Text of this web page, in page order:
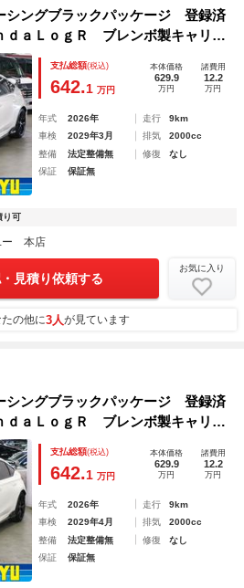
ングブラックパッケージ 登録済
ａＬｏｇＲ ブレンボ製キャリパ
ディスプレイ ＥＴＣ２．０ ワ
システム アルミ製シフトノブ ホ
ラ ＬＥＤライト
支払総額(税込)
642.1 万円
本体価格
629.9
万円
諸費用
12.2
万円
年式 2026年 走行
9km
車検
2029年3月 排気
2000cc
整備
法定整備無 修復
なし
保証
保証無
り可
ー 本店
見積り依頼する
お気に入り
の他に3人が見ています
ングブラックパッケージ 登録済
ａＬｏｇＲ ブレンボ製キャリパ
トディスプレイ ＥＴＣ２．０ ワ
システム アルミ製シフトノブ ホ
メラ ＬＥＤライト
支払総額(税込)
642.1 万円
本体価格
629.9
万円
諸費用
12.2
万円
年式 2026年 走行
9km
車検
2029年4月 排気
2000cc
整備
法定整備無 修復
なし
保証
保証無